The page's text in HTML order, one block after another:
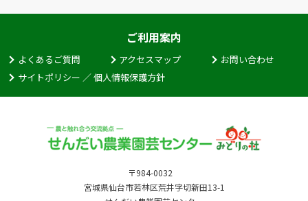
ご利用案内
よくあるご質問 アクセスマップ
お問い合わせ
サイトポリシー ／ 個人情報保護方針
〒984-0032
宮城県仙台市若林区荒井字切新田13-1